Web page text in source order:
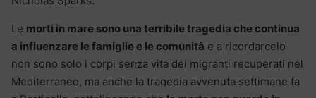
Le morti in mare sono una terribile tragedia che continua
a influenzare le famiglie e le comunità e a ricordarcelo
non sono solo i corpi senza vita dei migranti recuperati nel
Mediterraneo, ma anche la tragedia avvenuta settimane fa